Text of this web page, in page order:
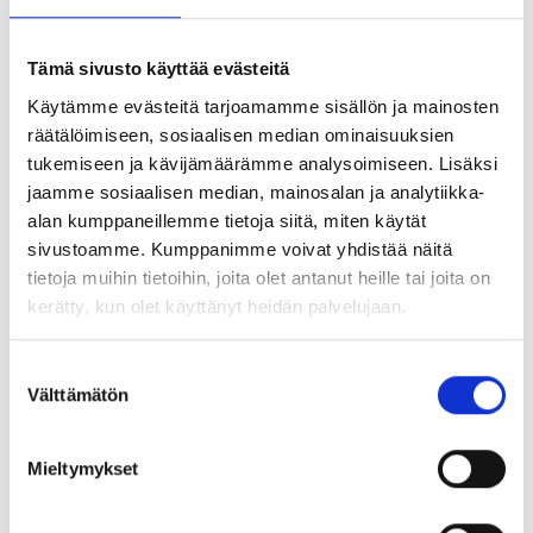
Tämä sivusto käyttää evästeitä
Käytämme evästeitä tarjoamamme sisällön ja mainosten
räätälöimiseen, sosiaalisen median ominaisuuksien
tukemiseen ja kävijämäärämme analysoimiseen. Lisäksi
jaamme sosiaalisen median, mainosalan ja analytiikka-
alan kumppaneillemme tietoja siitä, miten käytät
sivustoamme. Kumppanimme voivat yhdistää näitä
tietoja muihin tietoihin, joita olet antanut heille tai joita on
kerätty, kun olet käyttänyt heidän palvelujaan.
valinta
Välttämätön
Mieltymykset
Joustojen määrä riippuu osin myös siitä, onko vanhempi
yrittäjä, monimuotoisen työn tekijä tai freelancer vai työ-
tai virkasuhteessa oleva. Perhevapaajärjestelmä
mahdollistaa sen, että vanhemmat voivat määritellä
vapaasti sen, milloin ovat
vanhempainvapaallaja milloin ansiotyössä, eikä
työssäolopäiviltä makseta minimipäivärahaa.
Työsuhteessa olevilla olisi oikeus pitää
vanhempainvapaata 1–4 vähintään 12 arkipäivän jaksossa
hoitovapaata ja saada kotihoidontukea
kuusi kuukautta. Muutoin kotihoidontukea tai